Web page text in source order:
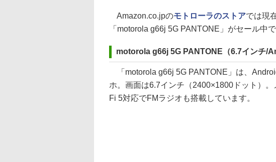
Amazon.co.jpのモトローラのストアでは現
「motorola g66j 5G PANTONE」がセール中で
motorola g66j 5G PANTONE（6.7インチ/
「motorola g66j 5G PANTONE」は、
ホ。画面は6.7インチ（2400×1800ドット）
Fi 5対応でFMラジオも搭載しています。